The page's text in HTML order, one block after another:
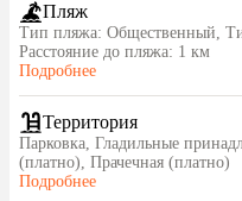
Пляж
Тип пляжа: Общественный,
Расстояние до пляжа: 1 км
Подробнее
Территория
Парковка, Гладильные
(платно), Прачечная (платно)
Подробнее